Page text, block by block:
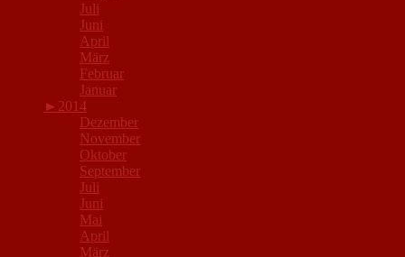
Juli
Juni
April
März
Februar
Januar
► 2014
Dezember
November
Oktober
September
Juli
Juni
Mai
April
März